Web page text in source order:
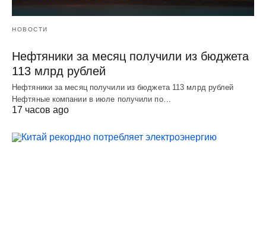
НОВОСТИ
Нефтяники за месяц получили из бюджета
113 млрд рублей
Нефтяники за месяц получили из бюджета 113 млрд рублей
Нефтяные компании в июле получили по…
17 часов ago